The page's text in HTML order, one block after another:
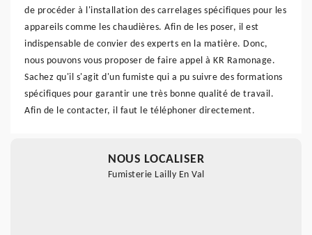
de procéder à l'installation des carrelages spécifiques pour les
appareils comme les chaudières. Afin de les poser, il est
indispensable de convier des experts en la matière. Donc,
nous pouvons vous proposer de faire appel à KR Ramonage.
Sachez qu'il s'agit d'un fumiste qui a pu suivre des formations
spécifiques pour garantir une très bonne qualité de travail.
Afin de le contacter, il faut le téléphoner directement.
NOUS LOCALISER
Fumisterie Lailly En Val